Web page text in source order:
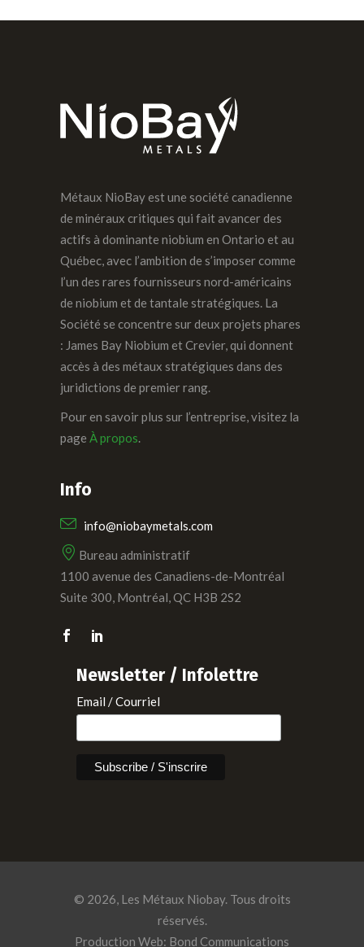
Métaux NioBay est une société canadienne
de minéraux critiques qui fait avancer des
actifs à dominante niobium en Ontario et au
Québec, avec l’ambition de s’imposer comme
l’un des rares fournisseurs nord-américains
de niobium et de tantale stratégiques. La
Société se concentre sur deux projets phares
: James Bay Niobium et Crevier, qui donnent
accès à des métaux stratégiques dans des
juridictions de premier rang.
Pour en savoir plus sur l’entreprise, visitez la
page À propos.
Info
info@niobaymetals.com
Bureau administratif
1100 avenue des Canadiens-de-Montréal
Suite 300, Montréal, QC H3B 2S2
Newsletter / Infolettre
Email / Courriel
© 2026, Les Métaux Niobay. Tous droits
réservés.
Production Web: Bond Communications